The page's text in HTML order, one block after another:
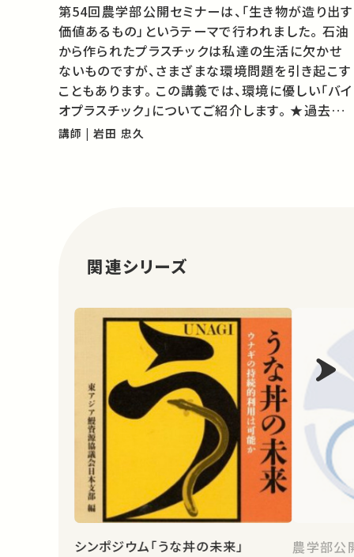
第54回農学部公開セミナーは、「生き物が造り出す
価値あるもの」というテーマで行われました。 石油
から作られたプラスチックは私達の生活に欠かせ
ないものですが、さまざまな環境問題を引き起こす
こともあります。 この講義では、環境に優しい「バイ
オプラスチック」についてご紹介します。 ★過去の
農学部公開セミナー （東京大学農学部のサイトが
講師 | 岩田 忠久
関連シリーズ
シンポジウム「うな丼の未来」
農学部公